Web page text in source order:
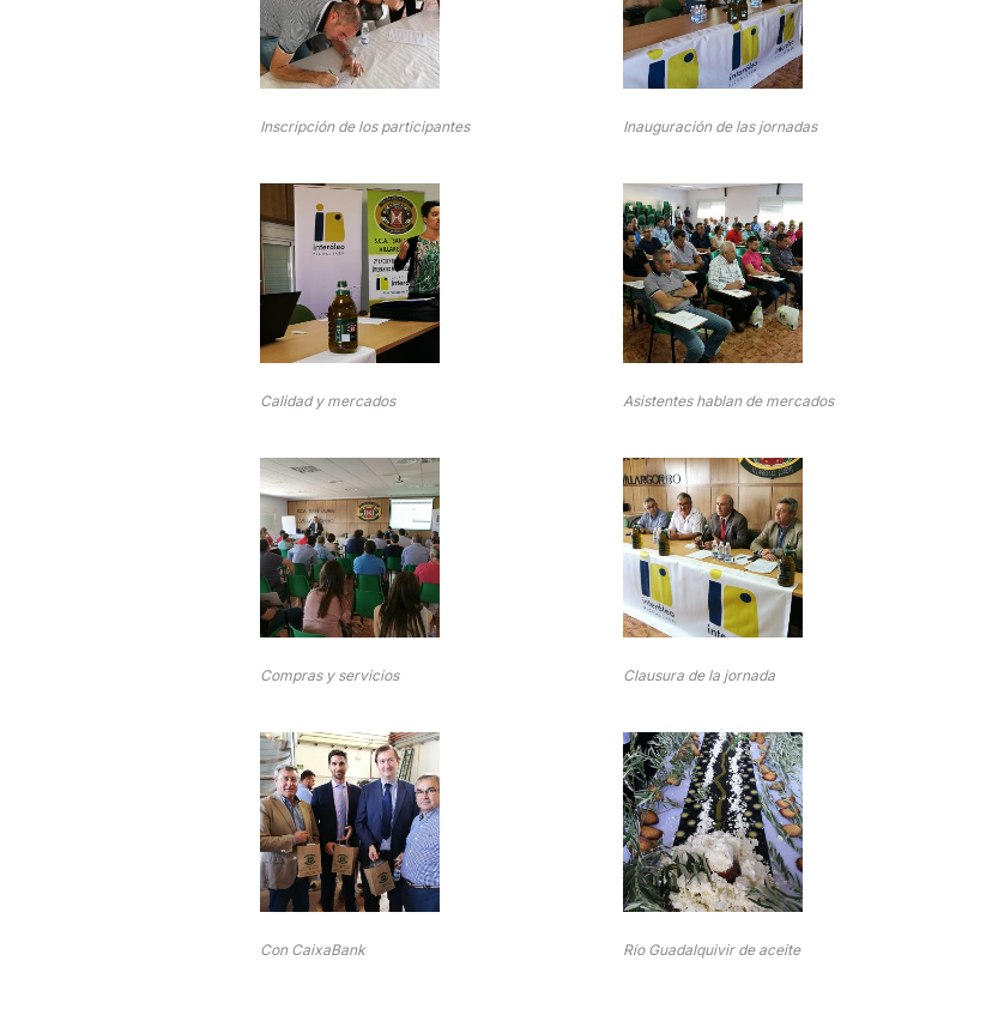
Inscripción de los participantes Inauguración de las jornadas
Calidad y mercados Asistentes hablan de mercados
Compras y servicios Clausura de la jornada
Con CaixaBank Río Guadalquivir de aceite